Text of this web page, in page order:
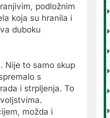
podložnim
koja su hranila i
duboku
Nije to samo skup
s
i strpljenja. To
možda i